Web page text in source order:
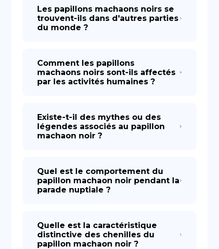
Les papillons machaons noirs se
trouvent-ils dans d'autres parties
du monde ?
Comment les papillons
machaons noirs sont-ils affectés
par les activités humaines ?
Existe-t-il des mythes ou des
légendes associés au papillon
machaon noir ?
Quel est le comportement du
papillon machaon noir pendant la
parade nuptiale ?
Quelle est la caractéristique
distinctive des chenilles du
papillon machaon noir ?